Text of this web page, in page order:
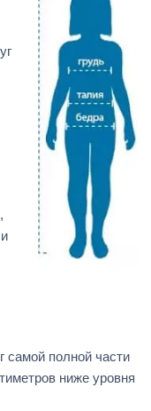
самой полной части
ниже уровня